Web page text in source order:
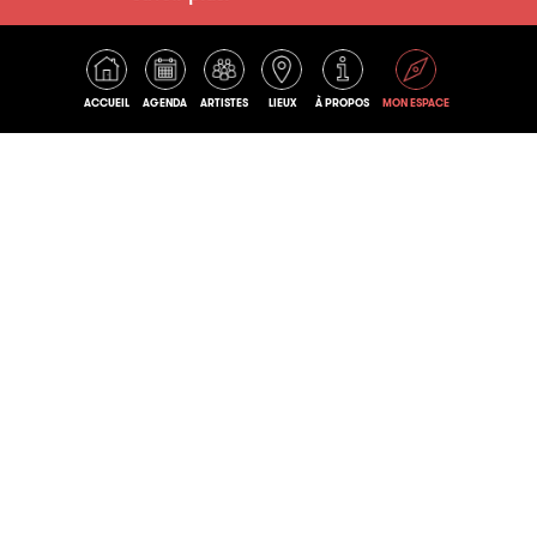
ACCUEIL AGENDA ARTISTES LIEUX À PROPOS MON ESPACE